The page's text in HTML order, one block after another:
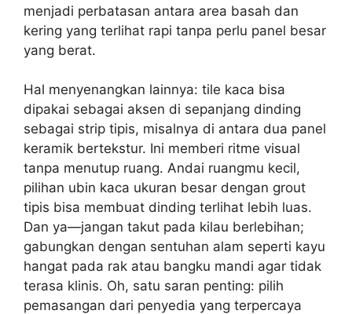
menjadi perbatasan antara area basah dan
kering yang terlihat rapi tanpa perlu panel besar
yang berat.
Hal menyenangkan lainnya: tile kaca bisa
dipakai sebagai aksen di sepanjang dinding
sebagai strip tipis, misalnya di antara dua panel
keramik bertekstur. Ini memberi ritme visual
tanpa menutup ruang. Andai ruangmu kecil,
pilihan ubin kaca ukuran besar dengan grout
tipis bisa membuat dinding terlihat lebih luas.
Dan ya—jangan takut pada kilau berlebihan;
gabungkan dengan sentuhan alam seperti kayu
hangat pada rak atau bangku mandi agar tidak
terasa klinis. Oh, satu saran penting: pilih
pemasangan dari penyedia yang terpercaya